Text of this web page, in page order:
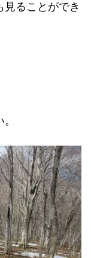
ることができ